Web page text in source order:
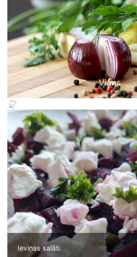
Viens
Ieviņas salāti